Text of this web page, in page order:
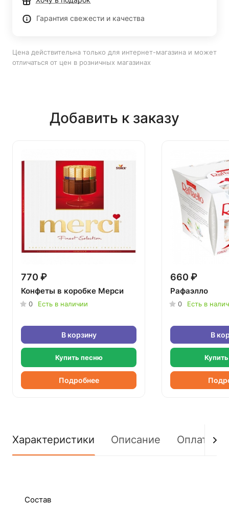
Гарантия свежести и качества
Цена действительна только для интернет-магазина и может
отличаться от цен в розничных магазинах
Добавить к заказу
770 ₽
Конфеты в коробке Мерси
0 Есть в наличии
В корзину
Купить песню
Подробнее
660 ₽
Рафаэлло
0 Есть в
В
Характеристики Описание Оплата
Состав